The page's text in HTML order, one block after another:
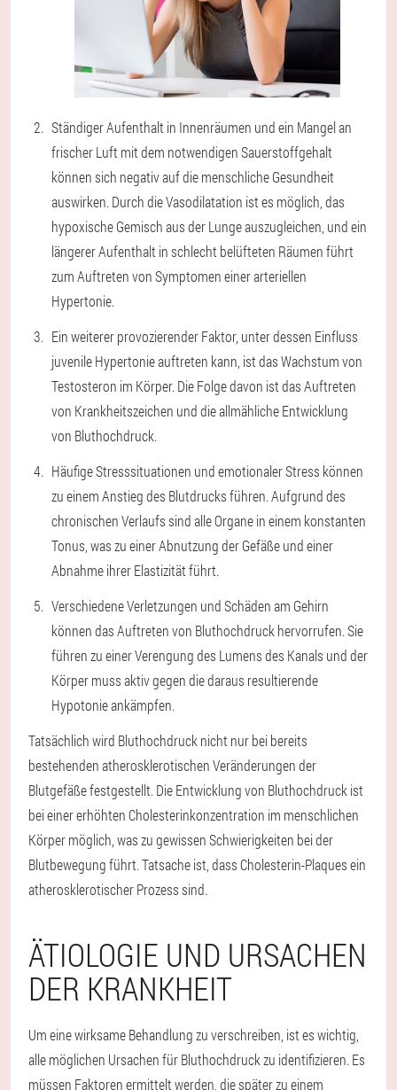
Ständiger Aufenthalt in Innenräumen und ein Mangel an
frischer Luft mit dem notwendigen Sauerstoffgehalt
können sich negativ auf die menschliche Gesundheit
auswirken. Durch die Vasodilatation ist es möglich, das
hypoxische Gemisch aus der Lunge auszugleichen, und ein
längerer Aufenthalt in schlecht belüfteten Räumen führt
zum Auftreten von Symptomen einer arteriellen
Hypertonie.
Ein weiterer provozierender Faktor, unter dessen Einfluss
juvenile Hypertonie auftreten kann, ist das Wachstum von
Testosteron im Körper. Die Folge davon ist das Auftreten
von Krankheitszeichen und die allmähliche Entwicklung
von Bluthochdruck.
Häufige Stresssituationen und emotionaler Stress können
zu einem Anstieg des Blutdrucks führen. Aufgrund des
chronischen Verlaufs sind alle Organe in einem konstanten
Tonus, was zu einer Abnutzung der Gefäße und einer
Abnahme ihrer Elastizität führt.
Verschiedene Verletzungen und Schäden am Gehirn
können das Auftreten von Bluthochdruck hervorrufen. Sie
führen zu einer Verengung des Lumens des Kanals und der
Körper muss aktiv gegen die daraus resultierende
Hypotonie ankämpfen.
Tatsächlich wird Bluthochdruck nicht nur bei bereits
bestehenden atherosklerotischen Veränderungen der
Blutgefäße festgestellt. Die Entwicklung von Bluthochdruck ist
bei einer erhöhten Cholesterinkonzentration im menschlichen
Körper möglich, was zu gewissen Schwierigkeiten bei der
Blutbewegung führt. Tatsache ist, dass Cholesterin-Plaques ein
atherosklerotischer Prozess sind.
ÄTIOLOGIE UND URSACHEN
DER KRANKHEIT
Um eine wirksame Behandlung zu verschreiben, ist es wichtig,
alle möglichen Ursachen für Bluthochdruck zu identifizieren. Es
müssen Faktoren ermittelt werden, die später zu einem